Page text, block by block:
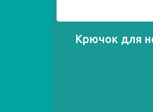
Крючок для